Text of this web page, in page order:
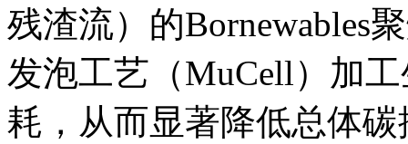
残渣流）的Bornewables
发泡工艺（MuCell）加
耗，从而显著降低总体